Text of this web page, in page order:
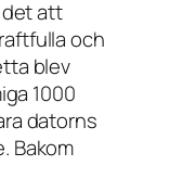
det att
och
blev
1000
datorns
Bakom